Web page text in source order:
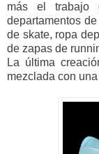
más el trabajo
departamentos
de skate, ropa
de zapas de
La última
mezclada con